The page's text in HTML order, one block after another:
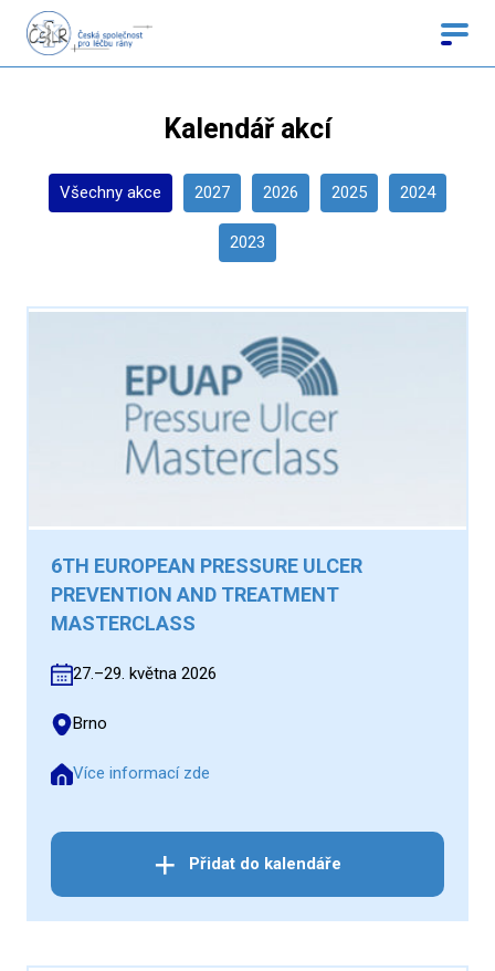
Kalendář akcí
Všechny akce 2027 2026 2025 2024
2023
6TH EUROPEAN PRESSURE ULCER
PREVENTION AND TREATMENT
MASTERCLASS
27.–29. května 2026
Brno
Více informací zde
Přidat do kalendáře